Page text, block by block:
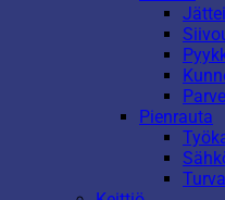
Pienrauta